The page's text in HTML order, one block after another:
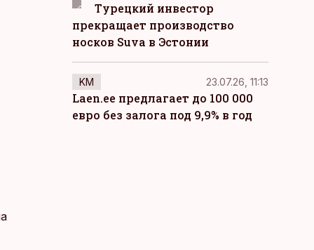
Турецкий инвестор
прекращает производство
носков Suva в Эстонии
KM 23.07.26, 11:13
Laen.ee предлагает до 100 000
евро без залога под 9,9% в год